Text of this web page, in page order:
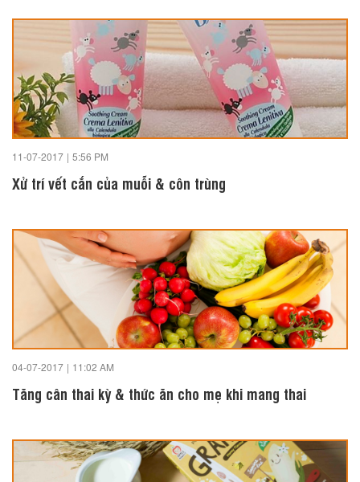
11-07-2017 | 5:56 PM
Xử trí vết cắn của muỗi & côn trùng
04-07-2017 | 11:02 AM
Tăng cân thai kỳ & thức ăn cho mẹ khi mang thai